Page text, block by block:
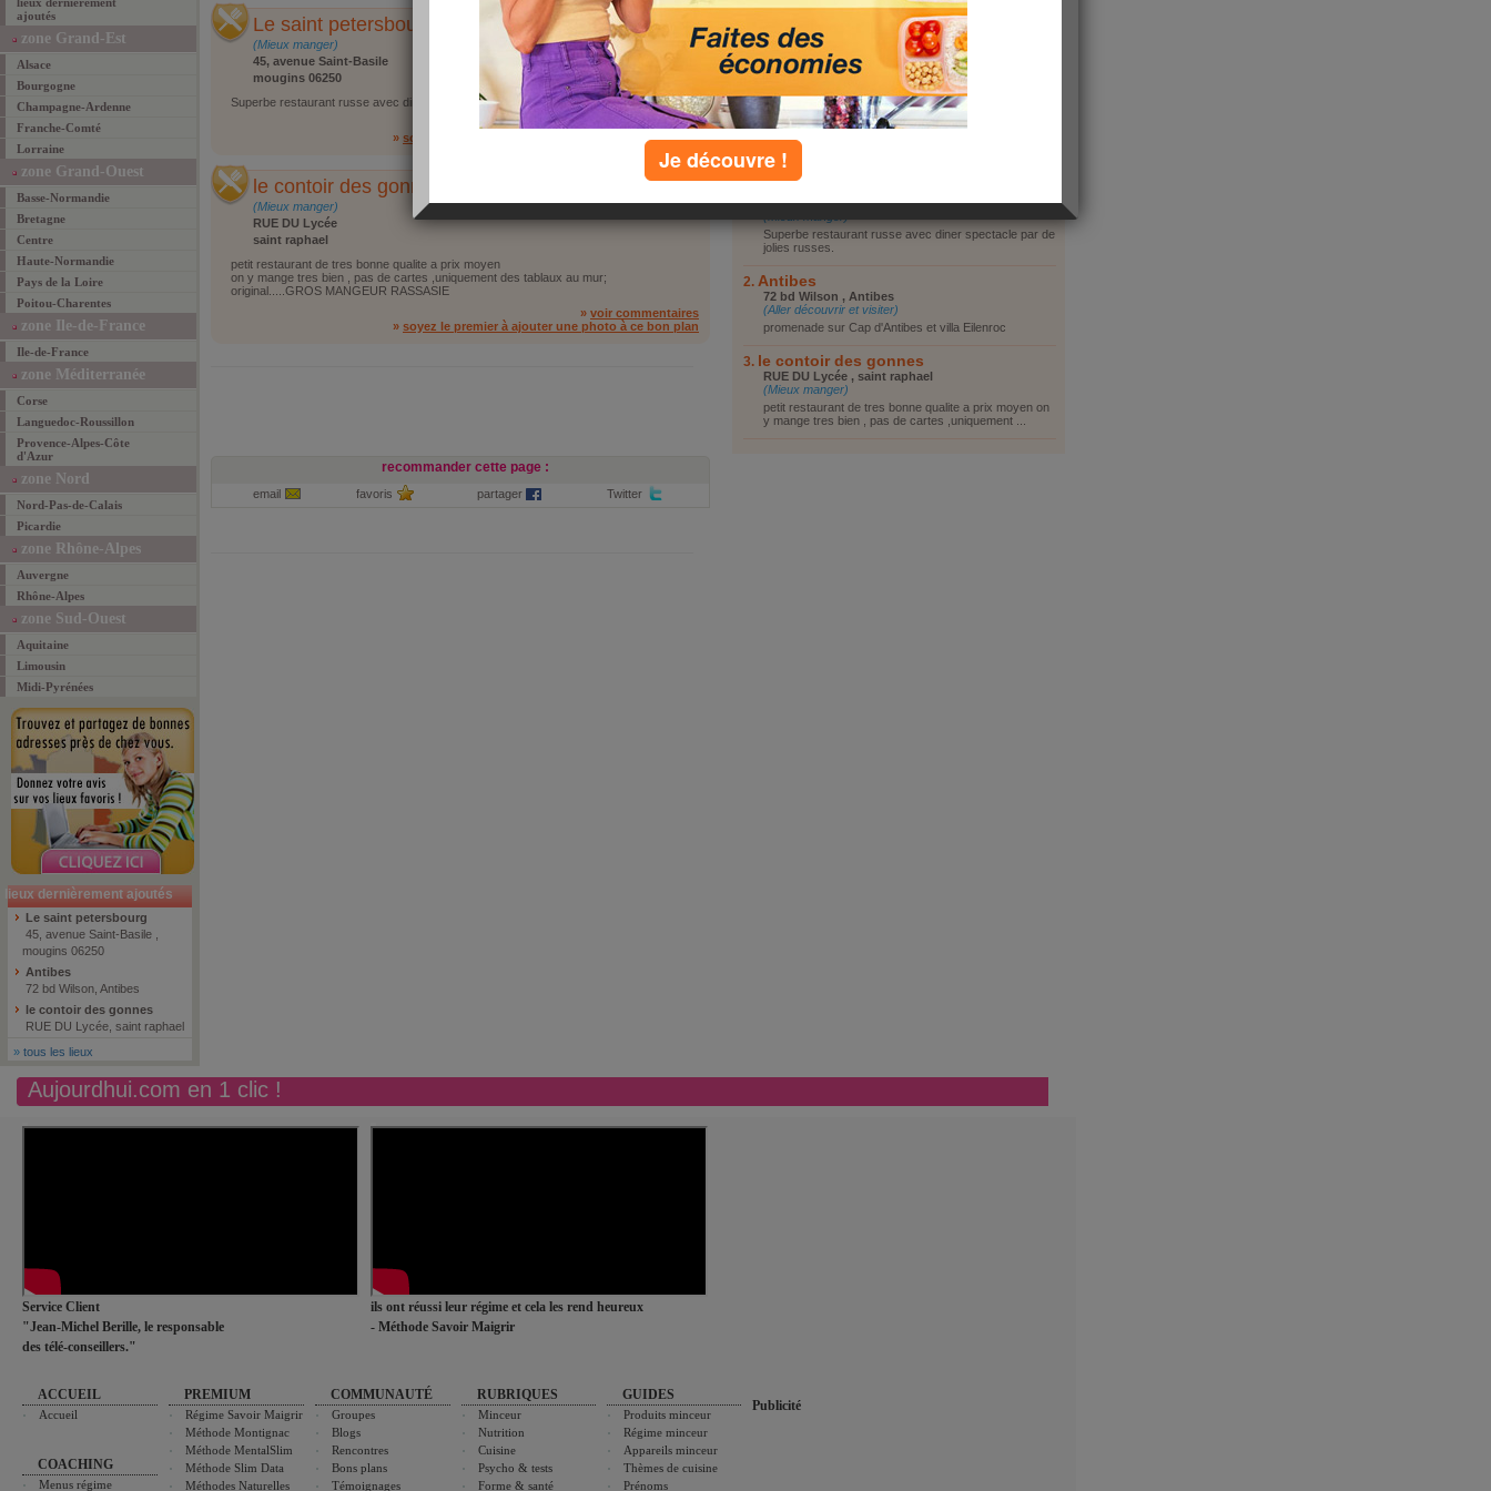
ajoutés
zone Grand-Est
Alsace
Bourgogne
Champagne-Ardenne
Franche-Comté
Lorraine
zone Grand-Ouest
Basse-Normandie
Bretagne
Centre
Haute-Normandie
Pays de la Loire
Poitou-Charentes
zone Ile-de-France
Ile-de-France
zone Méditerranée
Corse
Languedoc-Roussillon
Provence-Alpes-Côte
d'Azur
zone Nord
Nord-Pas-de-Calais
Picardie
zone Rhône-Alpes
Auvergne
Rhône-Alpes
zone Sud-Ouest
Aquitaine
Limousin
Midi-Pyrénées
lieux dernièrement ajoutés
Le saint petersbourg
45, avenue Saint-Basile ,
mougins 06250
Antibes
72 bd Wilson, Antibes
le contoir des gonnes
RUE DU Lycée, saint raphael
» tous les lieux
Le saint petersbourg
(Mieux manger)
45, avenue Saint-Basile
mougins 06250
Superbe restaurant russe avec diner spectacle par de jolies russes.
voir commentaires
» soyez le premier à ajouter une photo à ce bon plan
le contoir des gonnes
(Mieux manger)
RUE DU Lycée
saint raphael
petit restaurant de tres bonne qualite a prix moyen
on y mange tres bien , pas de cartes ,uniquement des tablaux au mur;
original.....GROS MANGEUR RASSASIE
» voir commentaires
» soyez le premier à ajouter une photo à ce bon plan
recommander cette page :
email favoris partager Twitter
Visiter le coin
Faire du shopping
Autre
top lieux
45, avenue Saint-Basile , mougins 06250
Superbe restaurant russe avec diner spectacle par de
jolies russes.
Antibes
72 bd Wilson , Antibes
(Aller découvrir et visiter)
promenade sur Cap d'Antibes et villa Eilenroc
le contoir des gonnes
RUE DU Lycée , saint raphael
(Mieux manger)
petit restaurant de tres bonne qualite a prix moyen on
y mange tres bien , pas de cartes ,uniquement ...
Aujourdhui.com en 1 clic !
Service Client
"Jean-Michel Berille, le responsable
des télé-conseillers."
ils ont réussi leur régime et cela les rend heureux
- Méthode Savoir Maigrir
ACCUEIL
Accueil
COACHING
Menus régime
PREMIUM
Régime Savoir Maigrir
Méthode Montignac
Méthode MentalSlim
Méthode Slim Data
Méthodes Naturelles
COMMUNAUTÉ
Groupes
Blogs
Rencontres
Bons plans
Témoignages
RUBRIQUES
Minceur
Nutrition
Cuisine
Psycho & tests
Forme & santé
GUIDES
Produits minceur
Régime minceur
Appareils minceur
Thèmes de cuisine
Prénoms
Publicité
Je découvre !